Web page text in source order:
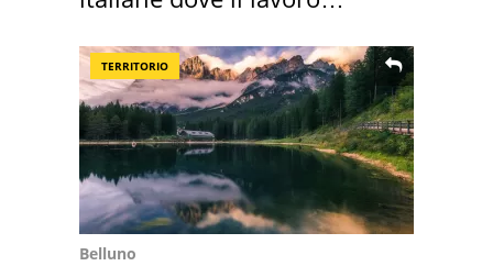
TERRITORIO
Belluno